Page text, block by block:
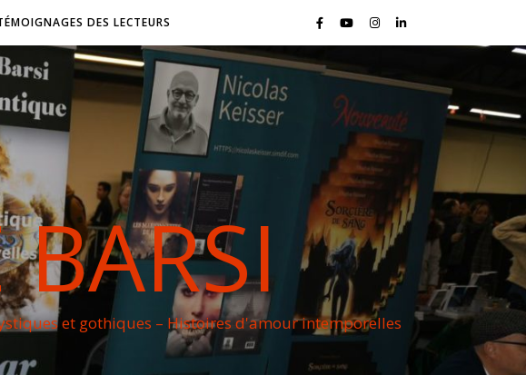
DES LECTEURS
et gothiques – Histoires d'amour intemporelles